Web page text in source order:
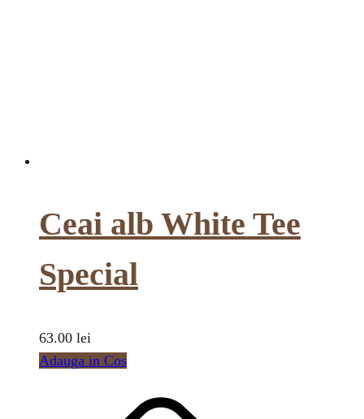
Ceai alb White Tee
Special
63.00 lei
Adauga in Cos